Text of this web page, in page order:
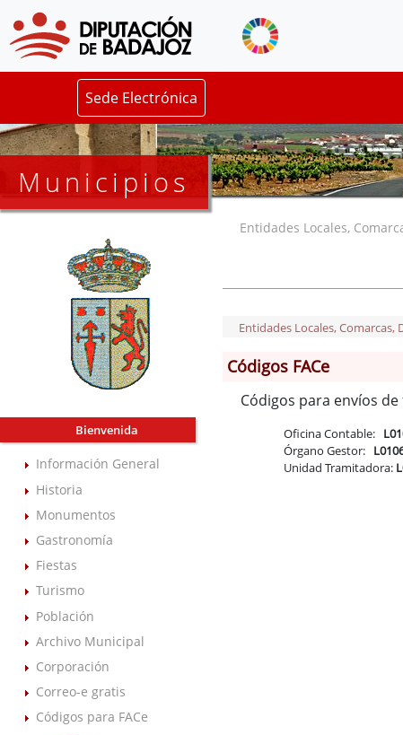
Sede Electrónica
Municipios
Bienvenida
Información General
Historia
Monumentos
Gastronomía
Fiestas
Turismo
Población
Archivo Municipal
Corporación
Correo-e gratis
Códigos para FACe
Entidades Locales,
Entidades Locales, Comarcas,
Códigos FACe
Códigos para envíos
Oficina Contable:
Órgano Gestor:
Unidad Tramitadora: